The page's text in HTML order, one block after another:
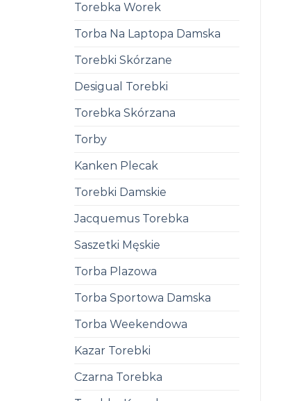
Torebka Worek
Torba Na Laptopa Damska
Torebki Skórzane
Desigual Torebki
Torebka Skórzana
Torby
Kanken Plecak
Torebki Damskie
Jacquemus Torebka
Saszetki Męskie
Torba Plazowa
Torba Sportowa Damska
Torba Weekendowa
Kazar Torebki
Czarna Torebka